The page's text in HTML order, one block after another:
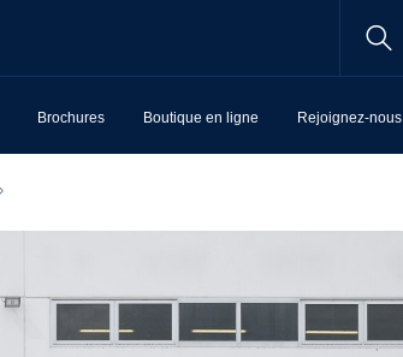
Brochures Boutique en ligne Rejoignez-nous